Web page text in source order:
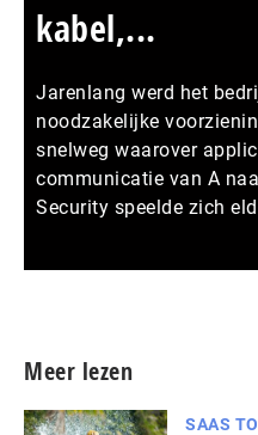
kabel,...
Jarenlang werd het
noodzakelijke
snelweg waarover
communicatie van A
Security speelde zich
Meer lezen
SAAS